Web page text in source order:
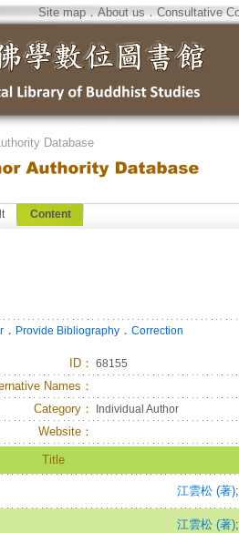
Site map．About us．Consultative
Database
Content
． Provide Bibliography ． Correction
ID ： 68155
Names：
Category：
Individual Author
Website：
Title
江雲松 (著)
江雲松 (著)